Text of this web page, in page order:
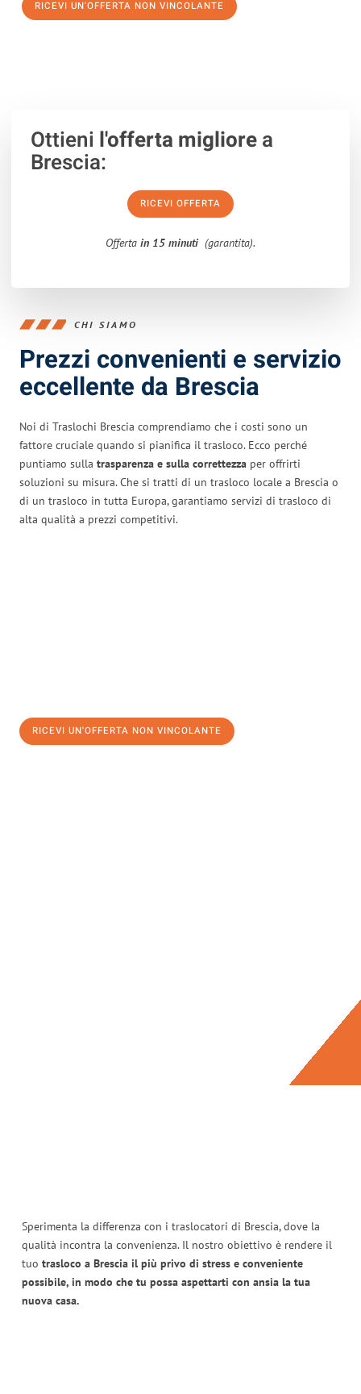
RICEVI UN'OFFERTA NON VINCOLANTE
Ottieni l'offerta migliorea
Brescia:
RICEVI OFFERTA
Offerta in 15 minuti (garantita).
CHI SIAMO
Prezzi convenienti e servizio
eccellente da Brescia
Noi di Traslochi Brescia comprendiamo che i costi sono un
fattore cruciale quando si pianifica il trasloco. Ecco perché
puntiamo sulla trasparenza e sulla correttezza per offrirti
soluzioni su misura. Che si tratti di un trasloco locale a Brescia o
di un trasloco in tutta Europa, garantiamo servizi di trasloco di
alta qualità a prezzi competitivi.
RICEVI UN'OFFERTA NON VINCOLANTE
Sperimenta la differenza con i traslocatori di Brescia, dove la
qualità incontra la convenienza. Il nostro obiettivo è rendere il
tuo trasloco a Brescia il più privo di stress e conveniente
possibile, in modo che tu possa aspettarti con ansia la tua
nuova casa.